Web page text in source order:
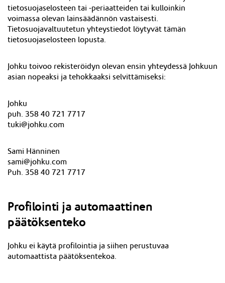
tietosuojaselosteen tai -periaatteiden tai kulloinkin
voimassa olevan lainsäädännön vastaisesti.
Tietosuojavaltuutetun yhteystiedot löytyvät tämän
tietosuojaselosteen lopusta.
Johku toivoo rekisteröidyn olevan ensin yhteydessä Johkuun
asian nopeaksi ja tehokkaaksi selvittämiseksi:
Johku
puh. 358 40 721 7717
tuki@johku.com
Sami Hänninen
sami@johku.com
Puh. 358 40 721 7717
Profilointi ja automaattinen
päätöksenteko
Johku ei käytä profilointia ja siihen perustuvaa
automaattista päätöksentekoa.